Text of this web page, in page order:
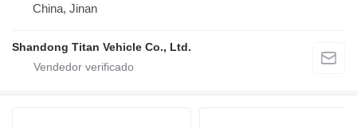
China, Jinan
Shandong Titan Vehicle Co., Ltd.